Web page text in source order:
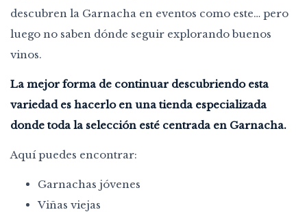
descubren la Garnacha en eventos como este… pero
luego no saben dónde seguir explorando buenos
vinos.
La mejor forma de continuar descubriendo esta
variedad es hacerlo en una tienda especializada
donde toda la selección esté centrada en Garnacha.
Aquí puedes encontrar:
Garnachas jóvenes
Viñas viejas